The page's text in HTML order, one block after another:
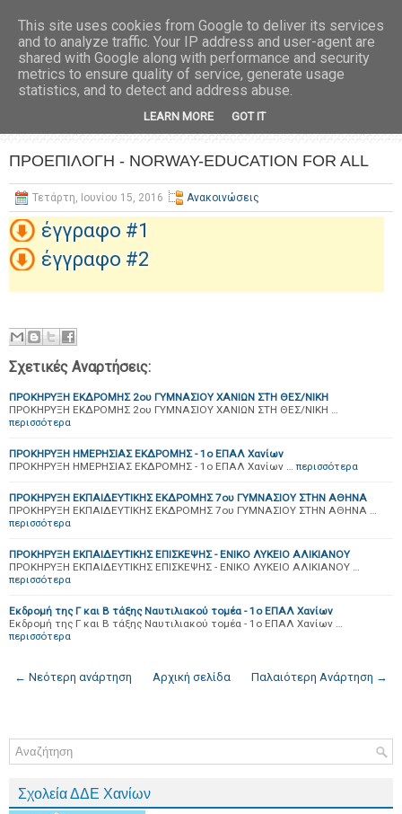
ΠΡΟΕΠΙΛΟΓΗ - NORWAY-EDUCATION FOR ALL
Τετάρτη, Ιουνίου 15, 2016 Ανακοινώσεις
έγγραφο #1
έγγραφο #2
Σχετικές Αναρτήσεις:
ΠΡΟΚΗΡΥΞΗ ΕΚΔΡΟΜΗΣ 2ου ΓΥΜΝΑΣΙΟΥ ΧΑΝΙΩΝ ΣΤΗ ΘΕΣ/ΝΙΚΗ
ΠΡΟΚΗΡΥΞΗ ΕΚΔΡΟΜΗΣ 2ου ΓΥΜΝΑΣΙΟΥ ΧΑΝΙΩΝ ΣΤΗ ΘΕΣ/ΝΙΚΗ …
περισσότερα
ΠΡΟΚΗΡΥΞΗ ΗΜΕΡΗΣΙΑΣ ΕΚΔΡΟΜΗΣ - 1ο ΕΠΑΛ Χανίων
ΠΡΟΚΗΡΥΞΗ ΗΜΕΡΗΣΙΑΣ ΕΚΔΡΟΜΗΣ - 1ο ΕΠΑΛ Χανίων … περισσότερα
ΠΡΟΚΗΡΥΞΗ ΕΚΠΑΙΔΕΥΤΙΚΗΣ ΕΚΔΡΟΜΗΣ 7ου ΓΥΜΝΑΣΙΟΥ ΣΤΗΝ ΑΘΗΝΑ
ΠΡΟΚΗΡΥΞΗ ΕΚΠΑΙΔΕΥΤΙΚΗΣ ΕΚΔΡΟΜΗΣ 7ου ΓΥΜΝΑΣΙΟΥ ΣΤΗΝ ΑΘΗΝΑ …
περισσότερα
ΠΡΟΚΗΡΥΞΗ ΕΚΠΑΙΔΕΥΤΙΚΗΣ ΕΠΙΣΚΕΨΗΣ - ΕΝΙΚΟ ΛΥΚΕΙΟ ΑΛΙΚΙΑΝΟΥ
ΠΡΟΚΗΡΥΞΗ ΕΚΠΑΙΔΕΥΤΙΚΗΣ ΕΠΙΣΚΕΨΗΣ - ΕΝΙΚΟ ΛΥΚΕΙΟ ΑΛΙΚΙΑΝΟΥ …
περισσότερα
Eκδρομή της Γ και Β τάξης Ναυτιλιακού τομέα - 1ο ΕΠΑΛ Χανίων
Eκδρομή της Γ και Β τάξης Ναυτιλιακού τομέα - 1ο ΕΠΑΛ Χανίων …
περισσότερα
← Νεότερη ανάρτηση Παλαιότερη Ανάρτηση →
Αρχική σελίδα
Σχολεία ΔΔΕ Χανίων
This site uses cookies from Google to deliver its services
and to analyze traffic. Your IP address and user-agent are
shared with Google along with performance and security
metrics to ensure quality of service, generate usage
statistics, and to detect and address abuse.
LEARN MORE GOT IT